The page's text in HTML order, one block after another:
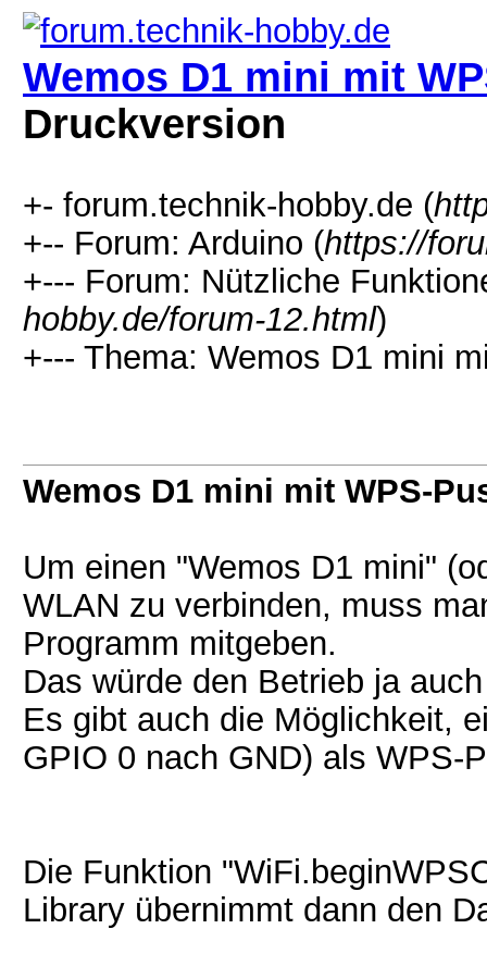
Wemos D1 mini mit
Druckversion
+- forum.technik-hobby.de (
+-- Forum: Arduino (https://
+--- Forum: Nützliche
hobby.de/forum-12.html)
+--- Thema: Wemos D1 mini
Wemos D1 mini mit WPS-
Um einen "Wemos D1 mini"
WLAN zu verbinden, muss
Programm mitgeben.
Das würde den Betrieb ja
Es gibt auch die Möglichkeit,
GPIO 0 nach GND) als WPS-
Die Funktion
Library übernimmt dann den